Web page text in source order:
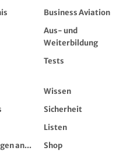
Business Aviation
Aus- und
Weiterbildung
Tests
Wissen
Sicherheit
Listen
an...
Shop